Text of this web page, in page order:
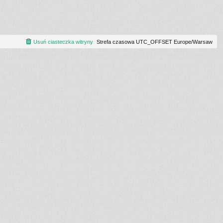
Strefa czasowa UTC_OFFSET Europe/Warsaw
Usuń ciasteczka witryny